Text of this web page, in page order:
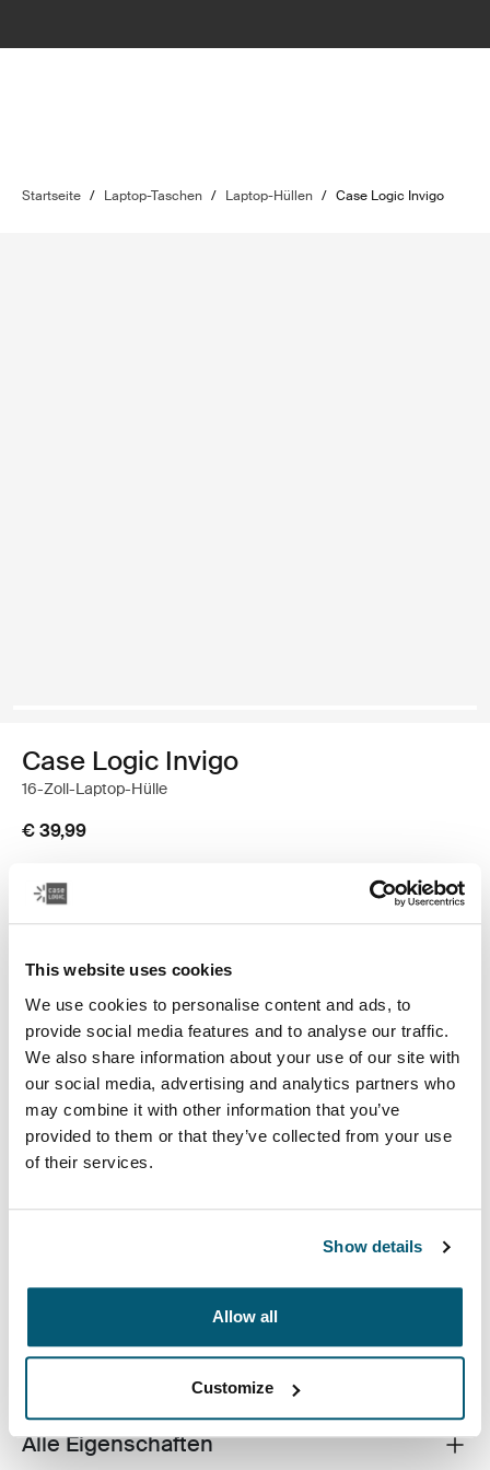
This website uses cookies
We use cookies to personalise content and ads, to
provide social media features and to analyse our traffic.
We also share information about your use of our site with
our social media, advertising and analytics partners who
may combine it with other information that you’ve
provided to them or that they’ve collected from your use
of their services.
Show details
Allow all
Customize
Startseite / Laptop-Taschen / Laptop-Hüllen / Case Logic Invigo
Case Logic Invigo
16-Zoll-Laptop-Hülle
€ 39,99
Größe
13 Zoll 14 Zoll
Die Laptop-Hülle Invigo Eco von Case Logic aus
Innenpolsterung – ein umweltfreundlicher Schutz für
Toggle overview
Beschreibung des Produkts
Toggle features
Alle Eigenschaften